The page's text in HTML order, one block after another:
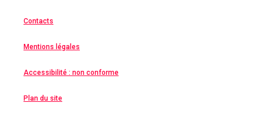
Contacts
Mentions légales
Accessibilité : non conforme
Plan du site